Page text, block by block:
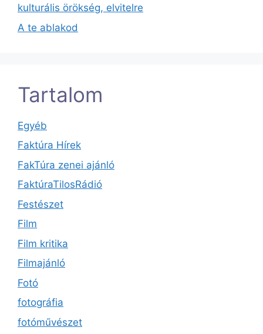
kulturális örökség, elvitelre
A te ablakod
Tartalom
Egyéb
Faktúra Hírek
FakTúra zenei ajánló
FaktúraTilosRádió
Festészet
Film
Film kritika
Filmajánló
Fotó
fotográfia
fotóművészet